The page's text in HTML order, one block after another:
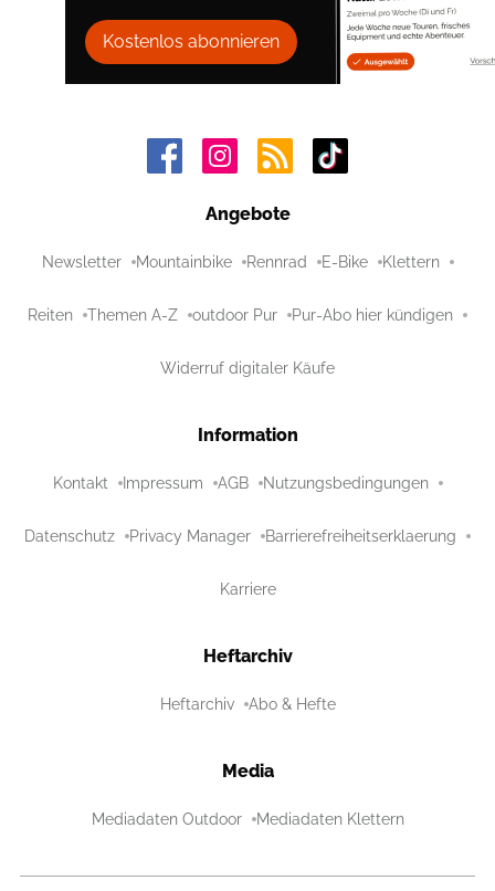
Kostenlos abonnieren
Angebote
Newsletter Mountainbike Rennrad E-Bike Klettern
Reiten Themen A-Z outdoor Pur Pur-Abo hier kündigen
Widerruf digitaler Käufe
Information
Kontakt Impressum AGB Nutzungsbedingungen
Datenschutz Privacy Manager Barrierefreiheitserklaerung
Karriere
Heftarchiv
Heftarchiv Abo & Hefte
Media
Mediadaten Outdoor Mediadaten Klettern